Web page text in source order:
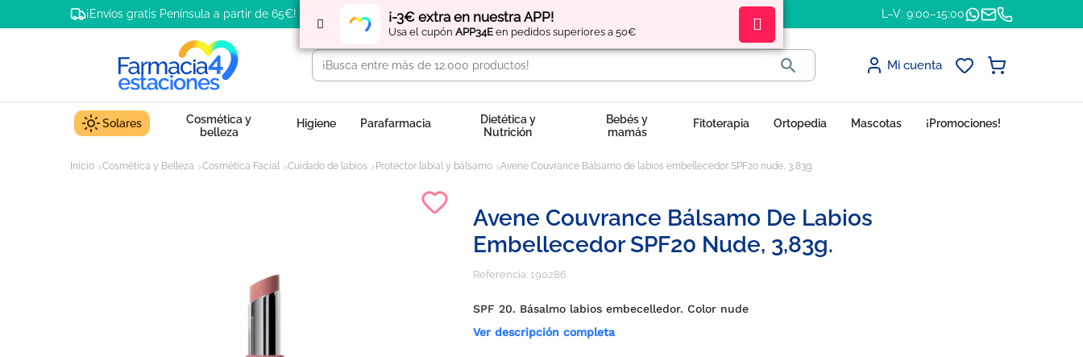
¡-3€ extra en nuestra APP!
Usa el cupón APP34E en pedidos superiores a 50€
¡Envíos gratis Península a partir de 65€! Regístratey obtén L–V: 9:00–15:00
 Mi cuenta
Solares
Cosmética y
belleza
Higiene Parafarmacia
Dietética y
Nutrición
Bebés y
mamás
Fitoterapia Ortopedia Mascotas ¡Promociones!
Inicio Cosmética y Belleza Cosmética Facial Cuidado de labios Protector labial y bálsamo Avene Couvrance Bálsamo de labios embellecedor SPF20 nude, 3,83g.
Avene Couvrance Bálsamo De Labios
Embellecedor SPF20 Nude, 3,83g.
Referencia: 190286
SPF 20. Básalmo labios embecelledor. Color nude
Ver descripción completa